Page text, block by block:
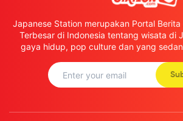
Japanese Station merupakan Portal
Terbesar di Indonesia tentang wisata di
gaya hidup, pop culture dan yang